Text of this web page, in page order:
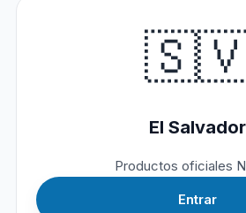
El Salvador
Productos oficiales
Entrar